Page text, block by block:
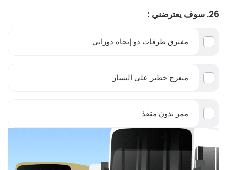
26. سوف يعترضني :
مفترق طرقات ذو إتجاه دوراني
منعرج خطير على اليسار
ممر بدون منفذ